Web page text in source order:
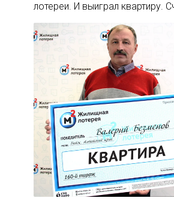
лотереи. И выиграл квартиру.